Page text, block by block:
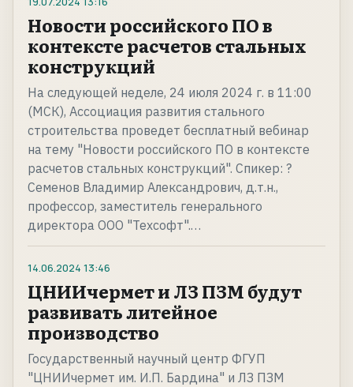
Новости российского ПО в
контексте расчетов стальных
конструкций
На следующей неделе, 24 июля 2024 г. в 11:00
(МСК), Ассоциация развития стального
строительства проведет бесплатный вебинар
на тему "Новости российского ПО в контексте
расчетов стальных конструкций". Спикер: ?
Семенов Владимир Александрович, д.т.н.,
профессор, заместитель генерального
директора ООО "Техсофт".…
14.06.2024 13:46
ЦНИИчермет и ЛЗ ПЗМ будут
развивать литейное
производство
Государственный научный центр ФГУП
"ЦНИИчермет им. И.П. Бардина" и ЛЗ ПЗМ